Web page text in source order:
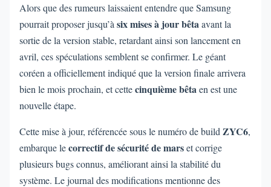
Alors que des rumeurs laissaient entendre que Samsung
pourrait proposer jusqu’à six mises à jour bêtaavant la
sortie de la version stable, retardant ainsi son lancement en
avril, ces spéculations semblent se confirmer. Le géant
coréen a officiellement indiqué que la version finale arrivera
bien le mois prochain, et cettecinquième bêtaen est une
nouvelle étape.
Cette mise à jour, référencée sous le numéro de build ZYC6,
embarque lecorrectif de sécurité de marset corrige
plusieurs bugs connus, améliorant ainsi la stabilité du
système. Le journal des modifications mentionne des